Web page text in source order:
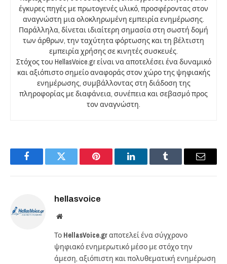
έγκυρες πηγές με πρωτογενές υλικό, προσφέροντας στον
αναγνώστη μια ολοκληρωμένη εμπειρία ενημέρωσης.
Παράλληλα, δίνεται ιδιαίτερη σημασία στη σωστή δομή
των άρθρων, την ταχύτητα φόρτωσης και τη βέλτιστη
εμπειρία χρήσης σε κινητές συσκευές.
Στόχος του HellasVoice.gr είναι να αποτελέσει ένα δυναμικό
και αξιόπιστο σημείο αναφοράς στον χώρο της ψηφιακής
ενημέρωσης, συμβάλλοντας στη διάδοση της
πληροφορίας με διαφάνεια, συνέπεια και σεβασμό προς
τον αναγνώστη.
FacebookTwitter Pinterest LinkedInTumblr Email
hellasvoice
Website
Το HellasVoice.grαποτελεί ένα σύγχρονο
ψηφιακό ενημερωτικό μέσο με στόχο την
άμεση, αξιόπιστη και πολυθεματική ενημέρωση